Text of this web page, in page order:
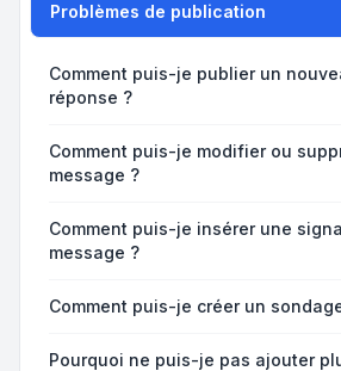
Problèmes de publication
Comment puis-je publier un
réponse ?
Comment puis-je modifier ou
message ?
Comment puis-je insérer une
message ?
Comment puis-je créer un
Pourquoi ne puis-je pas ajouter